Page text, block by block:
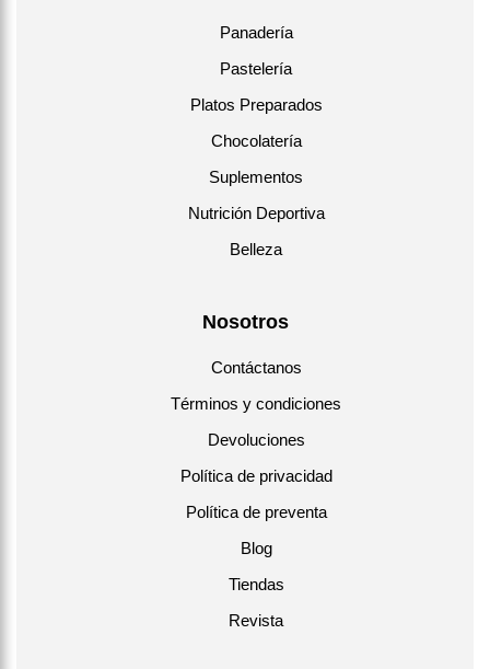
Panadería
Pastelería
Platos Preparados
Chocolatería
Suplementos
Nutrición Deportiva
Belleza
Nosotros
Contáctanos
Términos y condiciones
Devoluciones
Política de privacidad
Política de preventa
Blog
Tiendas
Revista